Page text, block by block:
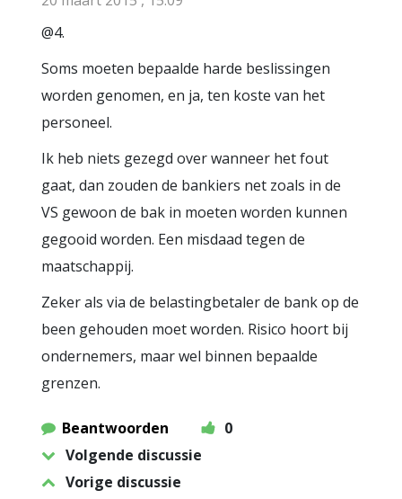
@4.
Soms moeten bepaalde harde beslissingen
worden genomen, en ja, ten koste van het
personeel.
Ik heb niets gezegd over wanneer het fout
gaat, dan zouden de bankiers net zoals in de
VS gewoon de bak in moeten worden kunnen
gegooid worden. Een misdaad tegen de
maatschappij.
Zeker als via de belastingbetaler de bank op de
been gehouden moet worden. Risico hoort bij
ondernemers, maar wel binnen bepaalde
grenzen.
Beantwoorden
0
Volgende discussie
Vorige discussie